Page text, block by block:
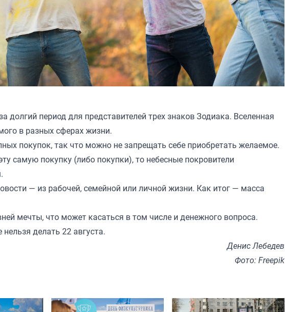
период для представителей трех знаков Зодиака. Вселенная
в разных сферах жизни.
покупок, так что можно не запрещать себе приобретать желаемое.
самую покупку (либо покупки), то небесные покровители
— из рабочей, семейной или личной жизни. Как итог — масса
мечты, что может касаться в том числе и денежного вопроса.
делать 22 августа.
Денис Лебедев
Фото: Freepik